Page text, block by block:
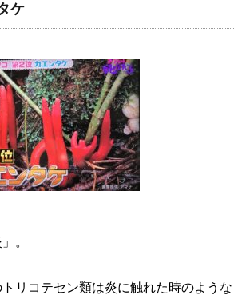
ケ
。
リコテセン類は炎に触れた時のような